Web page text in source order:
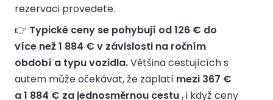
rezervaci provedete.
👉 Typické ceny se pohybují od 126 € do
více než 1 884 € v závislosti na ročním
období a typu vozidla.Většina cestujících s
autem může očekávat, že zaplatí mezi 367 €
a 1 884 € za jednosměrnou cestu, i když ceny